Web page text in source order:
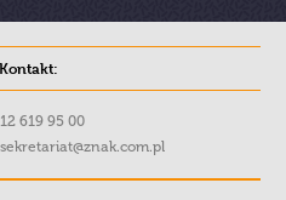
Kontakt:
12 619 95 00
sekretariat@znak.com.pl